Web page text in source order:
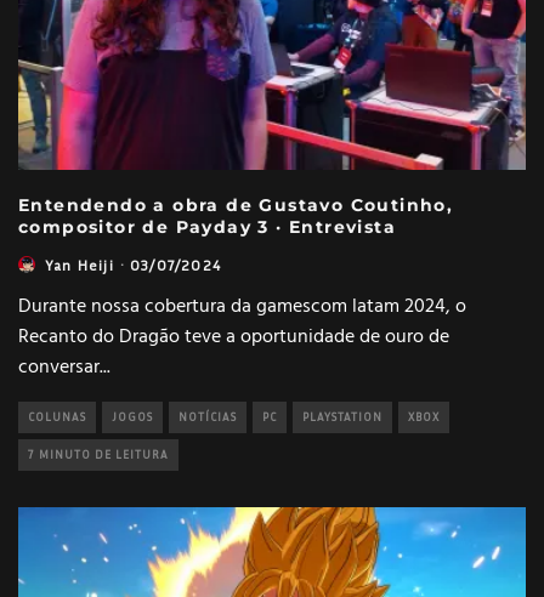
Entendendo a obra de Gustavo Coutinho,
compositor de Payday 3 · Entrevista
Yan Heiji · 03/07/2024
Durante nossa cobertura da gamescom latam 2024, o
Recanto do Dragão teve a oportunidade de ouro de
conversar...
COLUNAS JOGOS NOTÍCIAS PC PLAYSTATION XBOX
7 MINUTO DE LEITURA